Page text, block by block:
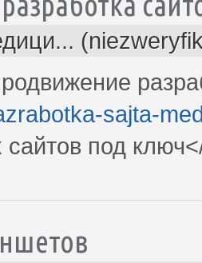
sajta-
сайтов под